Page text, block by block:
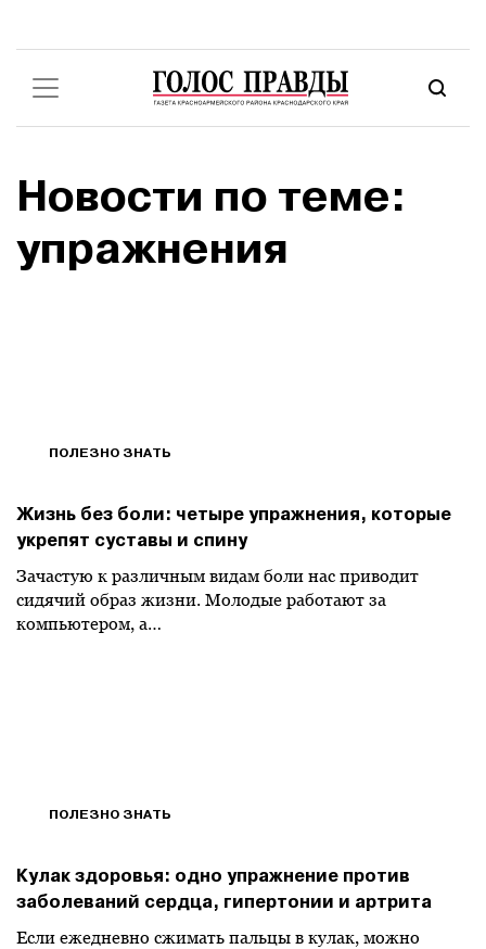
Новости по теме:
упражнения
ПОЛЕЗНО ЗНАТЬ
Жизнь без боли: четыре упражнения, которые
укрепят суставы и спину
Зачастую к различным видам боли нас приводит
сидячий образ жизни. Молодые работают за
компьютером, а…
ПОЛЕЗНО ЗНАТЬ
Кулак здоровья: одно упражнение против
заболеваний сердца, гипертонии и артрита
Если ежедневно сжимать пальцы в кулак, можно